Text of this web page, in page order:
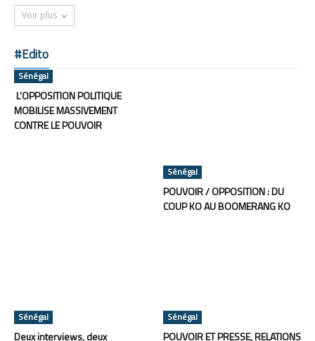
Voir plus
#Edito
Sénégal
L’OPPOSITION POLITIQUE
MOBILISE MASSIVEMENT
CONTRE LE POUVOIR
Sénégal
POUVOIR / OPPOSITION : DU
COUP KO AU BOOMERANG KO
Sénégal
Deux interviews, deux
Sénégal
POUVOIR ET PRESSE, RELATIONS